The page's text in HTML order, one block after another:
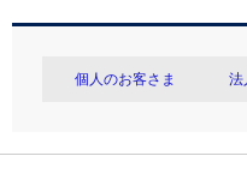
個人のお客さま 法